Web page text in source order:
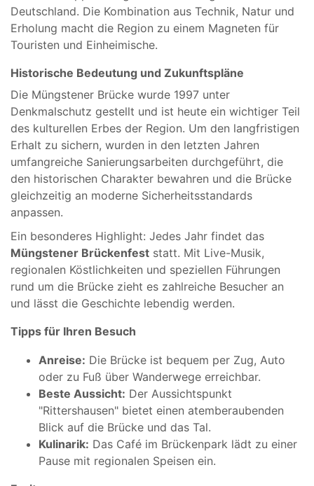
Deutschland. Die Kombination aus Technik, Natur und
Erholung macht die Region zu einem Magneten für
Touristen und Einheimische.
Historische Bedeutung und Zukunftspläne
Die Müngstener Brücke wurde 1997 unter
Denkmalschutz gestellt und ist heute ein wichtiger Teil
des kulturellen Erbes der Region. Um den langfristigen
Erhalt zu sichern, wurden in den letzten Jahren
umfangreiche Sanierungsarbeiten durchgeführt, die
den historischen Charakter bewahren und die Brücke
gleichzeitig an moderne Sicherheitsstandards
anpassen.
Ein besonderes Highlight: Jedes Jahr findet das
Müngstener Brückenfest statt. Mit Live-Musik,
regionalen Köstlichkeiten und speziellen Führungen
rund um die Brücke zieht es zahlreiche Besucher an
und lässt die Geschichte lebendig werden.
Tipps für Ihren Besuch
Anreise: Die Brücke ist bequem per Zug, Auto
oder zu Fuß über Wanderwege erreichbar.
Beste Aussicht: Der Aussichtspunkt
"Rittershausen" bietet einen atemberaubenden
Blick auf die Brücke und das Tal.
Kulinarik: Das Café im Brückenpark lädt zu einer
Pause mit regionalen Speisen ein.